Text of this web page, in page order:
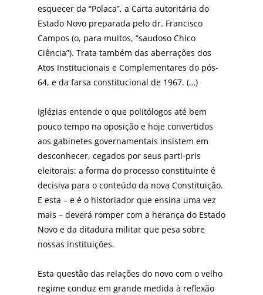
esquecer da “Polaca”, a Carta autoritária do
Estado Novo preparada pelo dr. Francisco
Campos (o, para muitos, “saudoso Chico
Ciência”). Trata também das aberrações dos
Atos Institucionais e Complementares do pós-
64, e da farsa constitucional de 1967. (…)
Iglézias entende o que politólogos até bem
pouco tempo na oposição e hoje convertidos
aos gabinetes governamentais insistem em
desconhecer, cegados por seus parti-pris
eleitorais: a forma do processo constituinte é
decisiva para o conteúdo da nova Constituição.
E esta – e é o historiador que ensina uma vez
mais – deverá romper com a herança do Estado
Novo e da ditadura militar que pesa sobre
nossas instituições.
Esta questão das relações do novo com o velho
regime conduz em grande medida à reflexão